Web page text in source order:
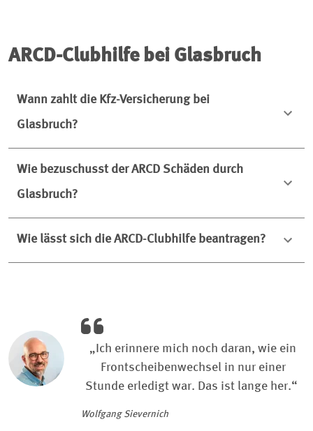
ARCD-Clubhilfe bei Glasbruch
Wann zahlt die Kfz-Versicherung bei
Glasbruch?
Wie bezuschusst der ARCD Schäden durch
Glasbruch?
Wie lässt sich die ARCD-Clubhilfe beantragen?
„Ich erinnere mich noch daran, wie ein
Frontscheibenwechsel in nur einer
Stunde erledigt war. Das ist lange her.“
Wolfgang Sievernich